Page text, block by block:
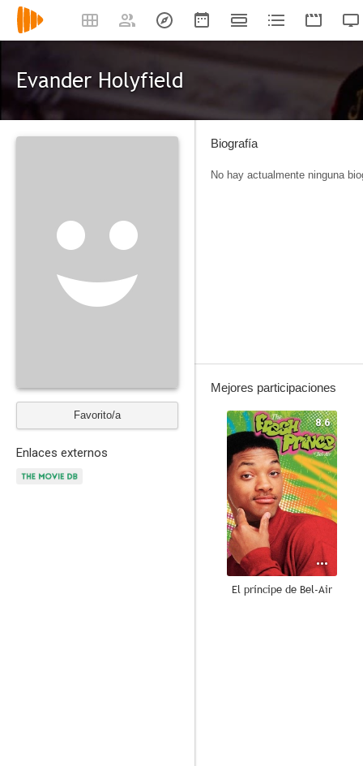
Evander Holyfield
Favorito/a
Enlaces externos
Biografía
No hay actualmente ninguna
Mejores participaciones
8.6
El príncipe de Bel-Air